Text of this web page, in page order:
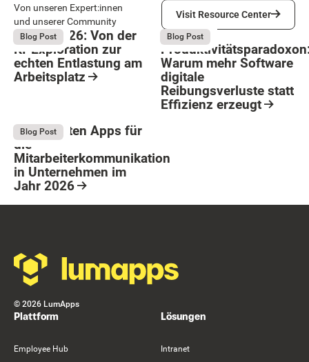
Von unseren Expert:innen
und unserer Community
Visit Resource Center
Visit Resource Center
August 4, 2026
Blog Post
Bright 2026: Von der
KI-Exploration zur
echten Entlastung am
Arbeitsplatz
August 4, 2026
Blog Post
Das
Warum mehr Software
digitale
Reibungsverluste statt
Effizienz erzeugt
August 4, 2026
Blog Post
Die 9 besten Apps für
die
Mitarbeiterkommunikation
in Unternehmen im
Jahr 2026
© 2026 LumApps
Plattform
Employee Hub
Lösungen
Intranet